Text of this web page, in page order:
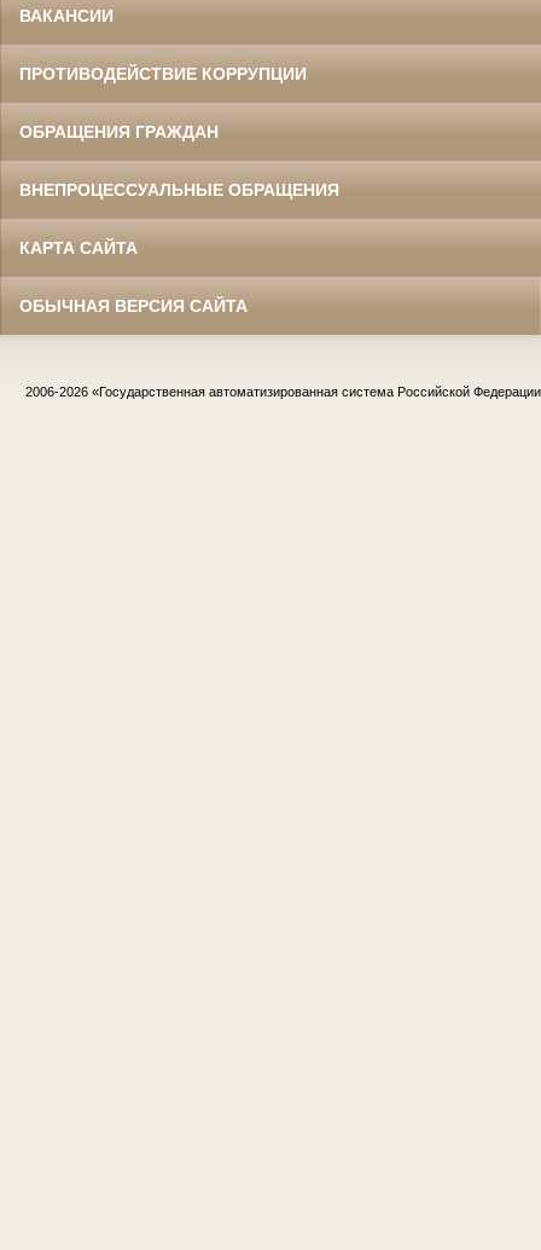
ВАКАНСИИ
ПРОТИВОДЕЙСТВИЕ КОРРУПЦИИ
ОБРАЩЕНИЯ ГРАЖДАН
ВНЕПРОЦЕССУАЛЬНЫЕ ОБРАЩЕНИЯ
КАРТА САЙТА
ОБЫЧНАЯ ВЕРСИЯ САЙТА
2006-2026 «Государственная автоматизированная система Российской